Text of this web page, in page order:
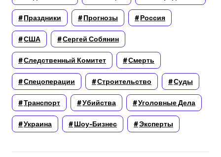
Праздники Прогнозы Россия
США Сергей Собянин
Следственный Комитет Смерть
Спецоперации Строительство Суды
Транспорт Убийства Уголовные Дела
Украина Шоу-Бизнес Эксперты